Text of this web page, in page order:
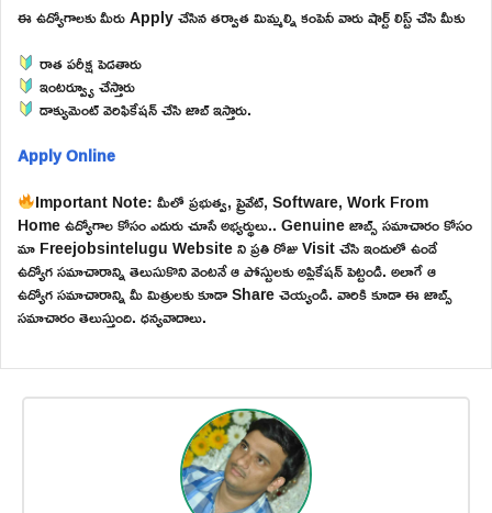
ఈ ఉద్యోగాలకు మీరు Apply చేసిన తర్వాత మిమ్మల్ని కంపెనీ వారు షార్ట్ లిస్ట్ చేసి మీకు
రాత పరీక్ష పెడతారు
ఇంటర్వ్యూ చేస్తారు
డాక్యుమెంట్ వెరిఫికేషన్ చేసి జాబ్ ఇస్తారు.
Apply Online
Important Note: మీలో ప్రభుత్వ, ప్రైవేట్, Software, Work From
Home ఉద్యోగాల కోసం ఎదురు చూసే అభ్యర్థులు.. Genuine జాబ్స్ సమాచారం కోసం
మా Freejobsintelugu Website ని ప్రతి రోజు Visit చేసి ఇందులో ఉండే
ఉద్యోగ సమాచారాన్ని తెలుసుకొని వెంటనే ఆ పోస్టులకు అప్లికేషన్ పెట్టండి. అలాగే ఆ
ఉద్యోగ సమాచారాన్ని మీ మిత్రులకు కూడా Share చెయ్యండి. వారికి కూడా ఈ జాబ్స్
సమాచారం తెలుస్తుంది. ధన్యవాదాలు.